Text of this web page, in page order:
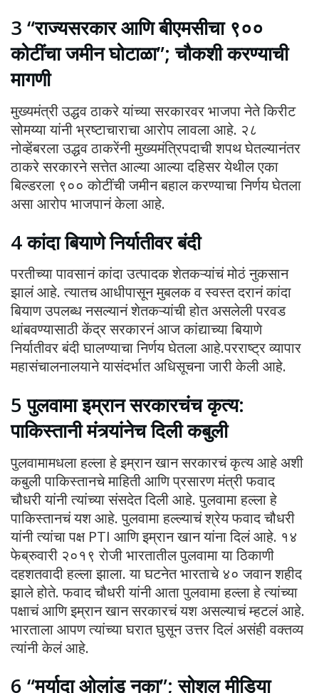
3 “राज्यसरकार आणि बीएमसीचा ९००
कोटींचा जमीन घोटाळा”; चौकशी करण्याची
मागणी
मुख्यमंत्री उद्धव ठाकरे यांच्या सरकारवर भाजपा नेते किरीट
सोमय्या यांनी भ्रष्टाचाराचा आरोप लावला आहे. २८
नोव्हेंबरला उद्धव ठाकरेंनी मुख्यमंत्रिपदाची शपथ घेतल्यानंतर
ठाकरे सरकारने सत्तेत आल्या आल्या दहिसर येथील एका
बिल्डरला ९०० कोटींची जमीन बहाल करण्याचा निर्णय घेतला
असा आरोप भाजपानं केला आहे.
4 कांदा बियाणे निर्यातीवर बंदी
परतीच्या पावसानं कांदा उत्पादक शेतकऱ्यांचं मोठं नुकसान
झालं आहे. त्यातच आधीपासून मुबलक व स्वस्त दरानं कांदा
बियाण उपलब्ध नसल्यानं शेतकऱ्यांची होत असलेली परवड
थांबवण्यासाठी केंद्र सरकारनं आज कांद्याच्या बियाणे
निर्यातीवर बंदी घालण्याचा निर्णय घेतला आहे.परराष्ट्र व्यापार
महासंचालनालयाने यासंदर्भात अधिसूचना जारी केली आहे.
5 पुलवामा इम्रान सरकारचंच कृत्य:
पाकिस्तानी मंत्र्यांनेच दिली कबुली
पुलवामामधला हल्ला हे इम्रान खान सरकारचं कृत्य आहे अशी
कबुली पाकिस्तानचे माहिती आणि प्रसारण मंत्री फवाद
चौधरी यांनी त्यांच्या संसदेत दिली आहे. पुलवामा हल्ला हे
पाकिस्तानचं यश आहे. पुलवामा हल्ल्याचं श्रेय फवाद चौधरी
यांनी त्यांचा पक्ष PTI आणि इम्रान खान यांना दिलं आहे. १४
फेब्रुवारी २०१९ रोजी भारतातील पुलवामा या ठिकाणी
दहशतवादी हल्ला झाला. या घटनेत भारताचे ४० जवान शहीद
झाले होते. फवाद चौधरी यांनी आता पुलवामा हल्ला हे त्यांच्या
पक्षाचं आणि इम्रान खान सरकारचं यश असल्याचं म्हटलं आहे.
भारताला आपण त्यांच्या घरात घुसून उत्तर दिलं असंही वक्तव्य
त्यांनी केलं आहे.
6 “मर्यादा ओलांडू नका”; सोशल मीडिया